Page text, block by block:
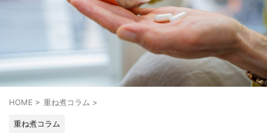
HOME > 重ね煮コラム >
重ね煮コラム